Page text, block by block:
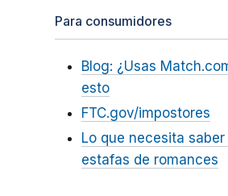
Para consumidores
Blog: ¿Usas
esto
FTC.gov/impostores
Lo que necesita
estafas de romances